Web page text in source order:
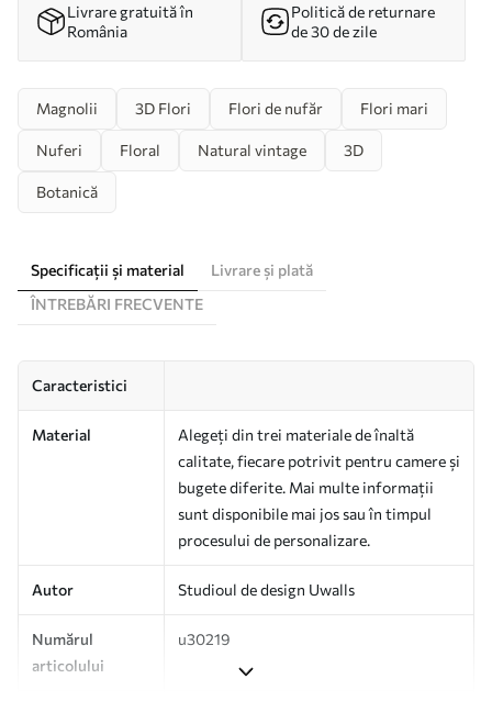
Livrare gratuită în
România
Politică de returnare
de 30 de zile
Magnolii 3D Flori Flori de nufăr Flori mari
Nuferi Floral Natural vintage 3D
Botanică
Specificații și material
Livrare și plată
ÎNTREBĂRI FRECVENTE
Caracteristici
Material
Alegeți din trei materiale de înaltă
calitate, fiecare potrivit pentru camere și
bugete diferite. Mai multe informații
sunt disponibile mai jos sau în timpul
procesului de personalizare.
Autor Studioul de design Uwalls
Numărul
articolului
u30219